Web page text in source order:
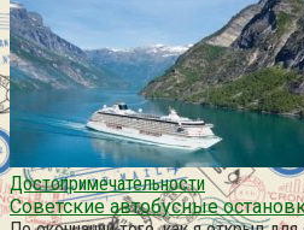
Достопримечательности
Советские автобусные